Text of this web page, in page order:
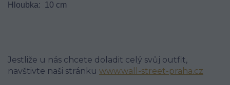
Hloubka: 10 cm
Jestliže u nás chcete doladit celý svůj outfit,
navštivte naši stránku www.wall-street-praha.cz